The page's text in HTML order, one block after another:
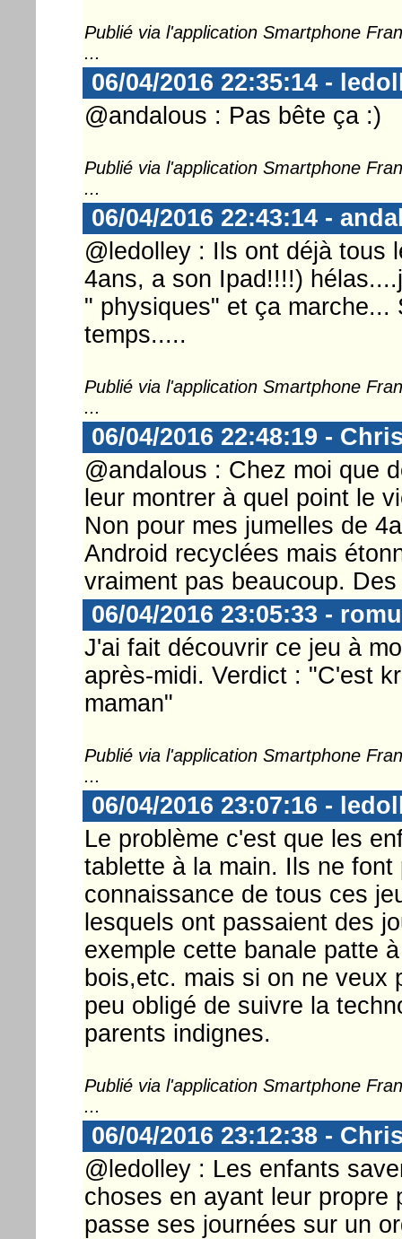
Publié via l'application Smartphone
...
06/04/2016 22:35:14 -
@andalous : Pas bête ça :)
Publié via l'application Smartphone
...
06/04/2016 22:43:14 -
@ledolley : Ils ont déjà tous
4ans, a son Ipad!!!!)
" physiques" et ça marche...
temps.....
Publié via l'application Smartphone
...
06/04/2016 22:48:19 -
@andalous : Chez moi que
leur montrer à quel point le
Non pour mes jumelles de
Android recyclées mais
vraiment pas beaucoup.
06/04/2016 23:05:33 -
J'ai fait découvrir ce jeu à
après-midi. Verdict : "C'est
maman"
Publié via l'application Smartphone
...
06/04/2016 23:07:16 -
Le problème c'est que les
tablette à la main. Ils ne
connaissance de tous ces
lesquels ont passaient des
exemple cette banale patte
bois,etc. mais si on ne veux
peu obligé de suivre la
parents indignes.
Publié via l'application Smartphone
...
06/04/2016 23:12:38 -
@ledolley : Les enfants
choses en ayant leur propre
passe ses journées sur un